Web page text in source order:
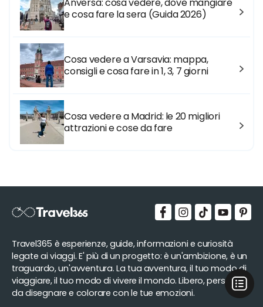
e cosa fare la sera (Guida 2026)
Cosa vedere a Varsavia: mappa,
consigli e cosa fare in 1, 3, 7 giorni
Cosa vedere a Madrid: le 20 migliori
attrazioni e cose da fare
Travel365 è esperienze, guide, informazioni e curiosità
legate ai viaggi. E' più di un progetto: è un'ambizione, è un
traguardo, un'avventura. La tua avventura, il tuo modo di
viaggiare, il tuo modo di vivere il mondo. Libero, personale,
da disegnare e colorare con le tue emozioni.